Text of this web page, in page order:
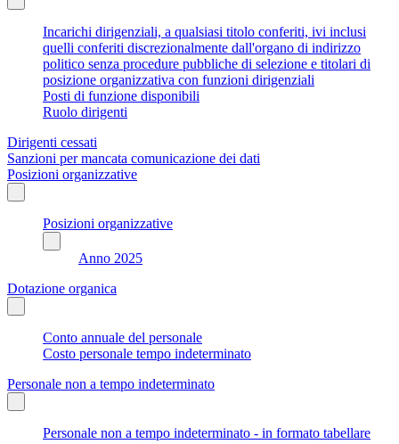
Incarichi dirigenziali, a qualsiasi titolo conferiti, ivi inclusi
quelli conferiti discrezionalmente dall'organo di indirizzo
politico senza procedure pubbliche di selezione e titolari di
posizione organizzativa con funzioni dirigenziali
Posti di funzione disponibili
Ruolo dirigenti
Dirigenti cessati
Sanzioni per mancata comunicazione dei dati
Posizioni organizzative
Posizioni organizzative
Anno 2025
Dotazione organica
Conto annuale del personale
Costo personale tempo indeterminato
Personale non a tempo indeterminato
Personale non a tempo indeterminato - in formato tabellare